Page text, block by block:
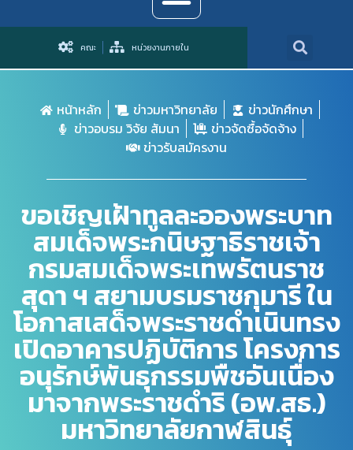
คณะ หน่วยงานภายใน
หน้าหลัก ข่าวมหาวิทยาลัย
ข่าวนักศึกษา
ข่าวอบรม วิจัย สัมนา
ข่าวจัดซื้อจัดจ้าง
ข่าวรับสมัครงาน
ขอเชิญเฝ้าทูลละอองพระบาท
สมเด็จพระกนิษฐาธิราชเจ้า
กรมสมเด็จพระเทพรัตนราช
สุดา ฯ สยามบรมราชกุมารี ใน
โอกาสเสด็จพระราชดำเนินทรง
เปิดอาคารปฏิบัติการ โครงการ
อนุรักษ์พันธุกรรมพืชอันเนื่อง
มาจากพระราชดำริ (อพ.สธ.)
มหาวิทยาลัยกาฬสินธุ์